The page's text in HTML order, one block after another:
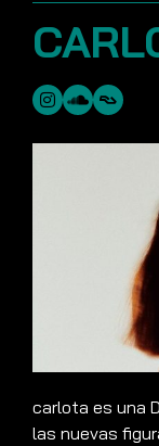
carlota es una
las nuevas